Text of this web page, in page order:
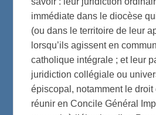
immédiate dans le diocèse
(ou dans le territoire de leur
lorsqu’ils agissent en
catholique intégrale ; et leur
juridiction collégiale ou
épiscopal, notamment le
réunir en Concile Général